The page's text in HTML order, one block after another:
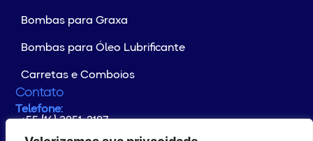
Bombas para Graxa
Bombas para Óleo Lubrificante
Carretas e Comboios
Contato
Telefone:
+55 (16) 3851-2187
Whatsapp:
+55 (16) 99176-4133